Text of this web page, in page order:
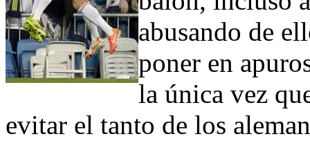
abusando de
poner en
la única vez
evitar el tanto de los